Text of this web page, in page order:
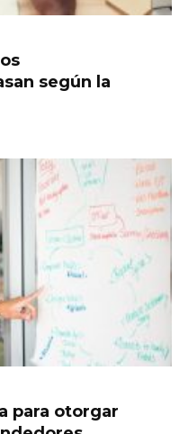
según la
para otorgar